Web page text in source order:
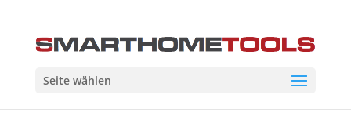
Seite wählen